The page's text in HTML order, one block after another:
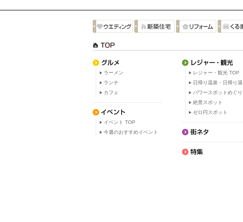
ラーメン
ランチ
カフェ
イベント TOP
今週のおすすめイベント
レジャー・観光 TOP
日帰り温泉・日帰り湯
パワースポットめぐり
絶景スポット
ゼロ円スポット